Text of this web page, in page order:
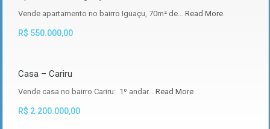
Vende apartamento no bairro Iguaçu, 70m² de… Read More
R$ 550.000,00
Casa – Cariru
Vende casa no bairro Cariru: 1º andar… Read More
R$ 2.200.000,00